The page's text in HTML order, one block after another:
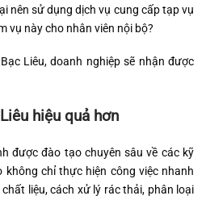
nên sử dụng dịch vụ cung cấp tạp vụ
vụ này cho nhân viên nội bộ?
Liêu, doanh nghiệp sẽ nhận được
hiệu quả hơn
được đào tạo chuyên sâu về các kỹ
không chỉ thực hiện công việc nhanh
liệu, cách xử lý rác thải, phân loại